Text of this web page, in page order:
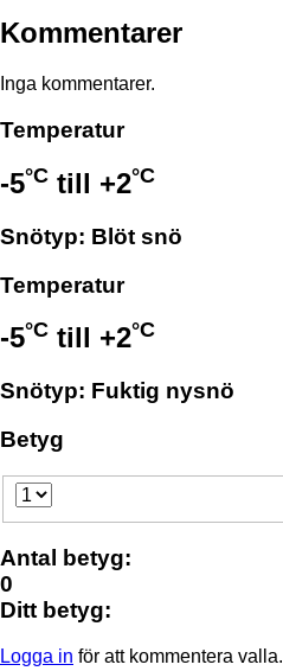
Kommentarer
Inga kommentarer.
Temperatur
-5°C till +2°C
Snötyp: Blöt snö
Temperatur
-5°C till +2°C
Snötyp: Fuktig nysnö
Betyg
Antal betyg:
0
Ditt betyg:
Logga in för att kommentera valla.